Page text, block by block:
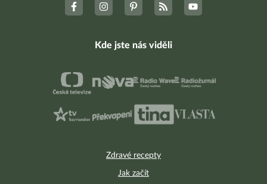
Zdravé recepty
Jak začít
Kde jste nás viděli